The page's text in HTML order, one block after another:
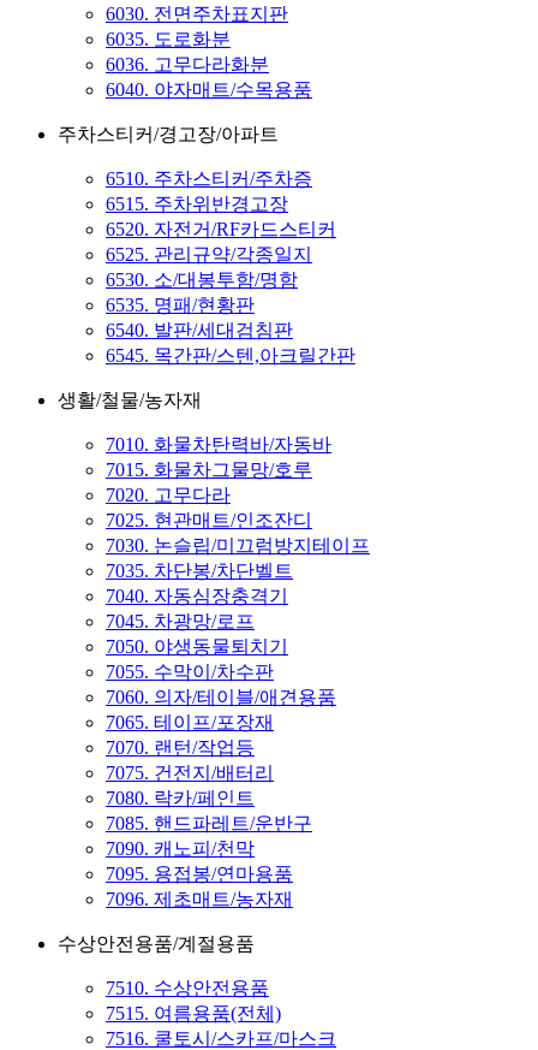
6030. 전면주차표지판
6035. 도로화분
6036. 고무다라화분
6040. 야자매트/수목용품
주차스티커/경고장/아파트
6510. 주차스티커/주차증
6515. 주차위반경고장
6520. 자전거/RF카드스티커
6525. 관리규약/각종일지
6530. 소/대봉투함/명함
6535. 명패/현황판
6540. 발판/세대검침판
6545. 목간판/스텐,아크릴간판
생활/철물/농자재
7010. 화물차탄력바/자동바
7015. 화물차그물망/호루
7020. 고무다라
7025. 현관매트/인조잔디
7030. 논슬립/미끄럼방지테이프
7035. 차단봉/차단벨트
7040. 자동심장충격기
7045. 차광망/로프
7050. 야생동물퇴치기
7055. 수막이/차수판
7060. 의자/테이블/애견용품
7065. 테이프/포장재
7070. 랜턴/작업등
7075. 건전지/배터리
7080. 락카/페인트
7085. 핸드파레트/운반구
7090. 캐노피/천막
7095. 용접봉/연마용품
7096. 제초매트/농자재
수상안전용품/계절용품
7510. 수상안전용품
7515. 여름용품(전체)
7516. 쿨토시/스카프/마스크